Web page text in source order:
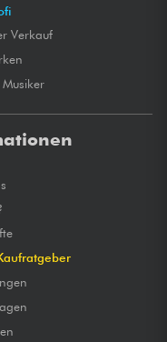
Verkauf